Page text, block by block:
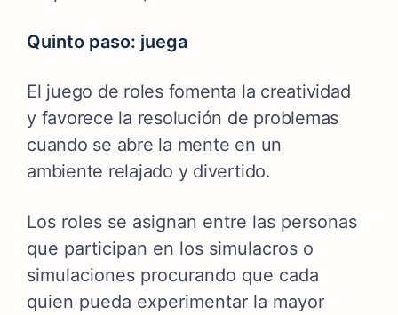
Quinto paso: juega
El juego de roles fomenta la creatividad
y favorece la resolución de problemas
cuando se abre la mente en un
ambiente relajado y divertido.
Los roles se asignan entre las personas
que participan en los simulacros o
simulaciones procurando que cada
quien pueda experimentar la mayor